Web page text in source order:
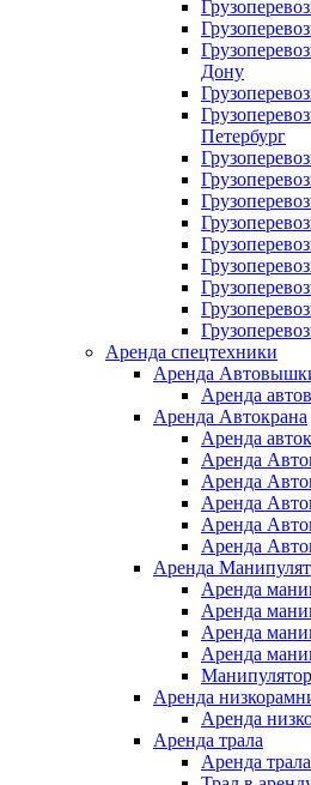
Дону
Петербург
Аренда спецтехники
Аренда
Аренда
Аренда Автокрана
Аренда
Аренда
Аренда
Аренда
Аренда
Аренда
Аренда
Аренда
Аренда
Аренда
Аренда
Манипулятор
Аренда
Аренда
Аренда трала
Аренда трала